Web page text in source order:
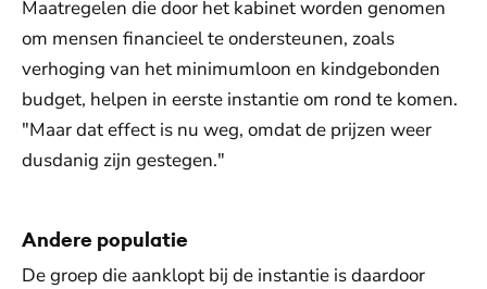
Maatregelen die door het kabinet worden genomen
om mensen financieel te ondersteunen, zoals
verhoging van het minimumloon en kindgebonden
budget, helpen in eerste instantie om rond te komen.
"Maar dat effect is nu weg, omdat de prijzen weer
dusdanig zijn gestegen."
Andere populatie
De groep die aanklopt bij de instantie is daardoor